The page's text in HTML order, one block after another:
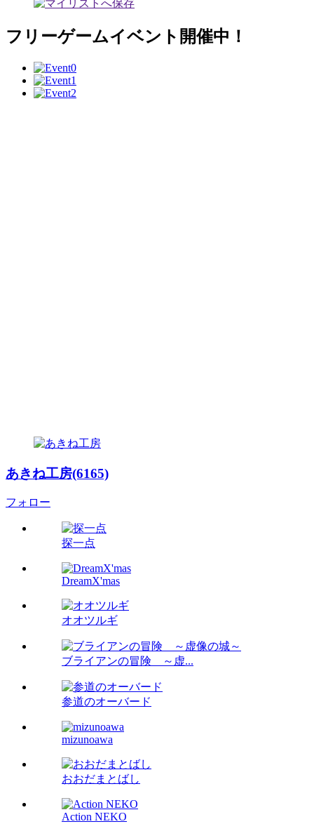
フリーゲームイベント開催中！
あきね工房(6165)
フォロー
探一点
DreamX'mas
オオツルギ
ブライアンの冒険 ～虚...
参道のオーバード
mizunoawa
おおだまとばし
Action NEKO